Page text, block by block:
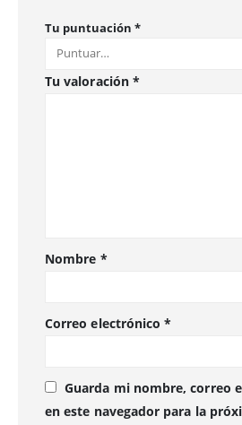
Tu puntuación *
Tu valoración *
Nombre *
Correo electrónico*
Guarda mi nombre, correo
en este navegador para la